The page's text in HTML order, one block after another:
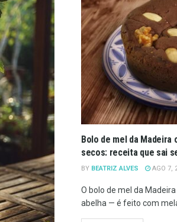
Bolo de mel da
secos: receita que sai
BY BEATRIZ ALVES AGO 7,
O bolo de mel da
abelha — é feito com